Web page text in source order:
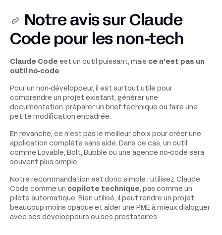
Notre avis sur Claude
Code pour les non-tech
Claude Code est un outil puissant, mais ce n’est pas un
outil no-code
Pour un non-développeur, il est surtout utile pour
comprendre un projet existant, générer une
documentation, préparer un brief technique ou faire une
petite modification encadrée.
En revanche, ce n’est pas le meilleur choix pour créer une
application complète sans aide. Dans ce cas, un outil
comme Lovable, Bolt, Bubble ou une agence no-code sera
souvent plus simple.
Notre recommandation est donc simple : utilisez Claude
Code comme un copilote technique , pas comme un
pilote automatique. Bien utilisé, il peut rendre un projet
beaucoup moins opaque et aider une PME à mieux dialoguer
avec ses développeurs ou ses prestataires.